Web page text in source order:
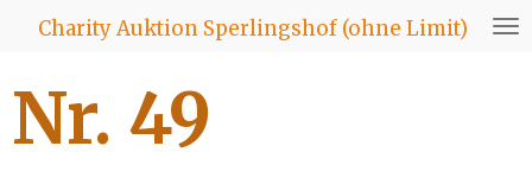
ZumCharity Auktion Sperlingshof (ohne Limit)
Nr. 49